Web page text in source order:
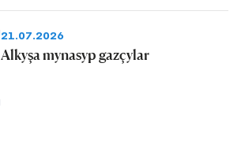
21.07.2026
Alkyşa mynasyp gazçylar